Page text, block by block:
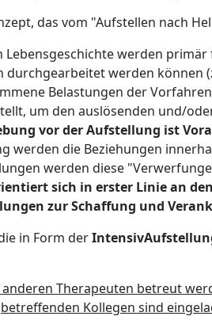
das vom "Aufstellen nach
Lebensgeschichte werden
werden können
Belastungen der
um den auslösenden und/
vor der Aufstellung ist
werden die Beziehungen
werden diese
sich in erster Linie an
zur Schaffung und
in Form der
Therapeuten betreut
betreffenden Kollegen sind